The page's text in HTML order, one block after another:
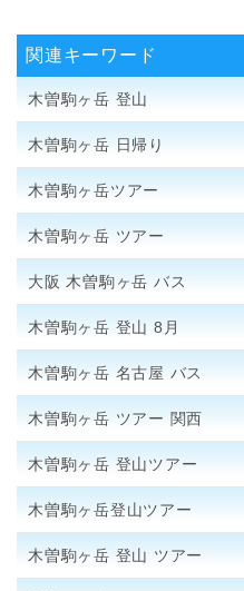
関連キーワード
木曽駒ヶ岳 登山
木曽駒ヶ岳 日帰り
木曽駒ヶ岳ツアー
木曽駒ヶ岳 ツアー
大阪 木曽駒ヶ岳 バス
木曽駒ヶ岳 登山 8月
木曽駒ヶ岳 名古屋 バス
木曽駒ヶ岳 ツアー 関西
木曽駒ヶ岳 登山ツアー
木曽駒ヶ岳登山ツアー
木曽駒ヶ岳 登山 ツアー